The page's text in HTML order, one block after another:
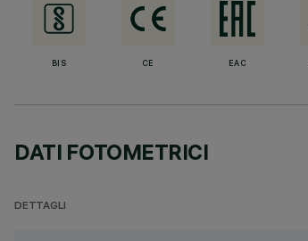
BIS CE EAC
DATI FOTOMETRICI
DETTAGLI